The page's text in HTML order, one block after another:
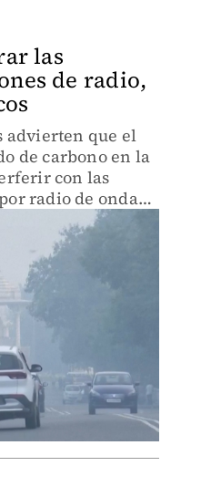
las
de radio,
advierten que el
de carbono en la
con las
radio de onda
de